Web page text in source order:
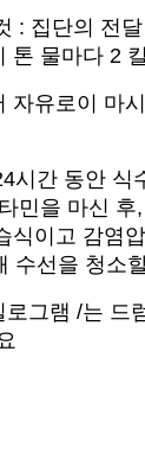
: 집단의 전
톤 물마다 2
자유로이 마
시간 동안 식
민을 마신
식이고 감염
수선을 청소
로그램 /는 드